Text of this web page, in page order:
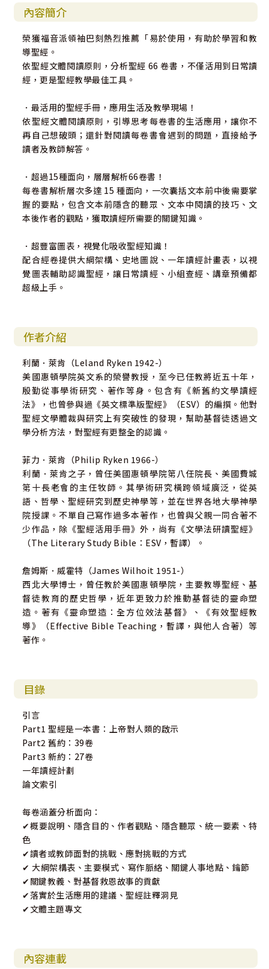
內容簡介
榮獲福音派領袖巴刻熱烈推薦「易於使用，有助於學習和教
導聖經。
依聖經文體閱讀原則，分析聖經 66 卷書，不僅活用到日常讀
經，更是聖經教學最佳工具。
．最活用的聖經手冊，應用生活及教學現場！
依聖經文體閱讀原則，引導思考每卷書的生活應用，讓你不
再自己想破頭；還針對閱讀每卷書會遇到的問題，直接給予
讀者及教師解答。
．超過15種面向，層層解析66卷書！
每卷書解析層次多達 15 種面向，一次囊括文本前中後需要掌
握的要點，包含文本前隱含的聽眾、文本中閱讀的技巧、文
本後作者的觀點，獲取讀經所需要的關鍵知識。
．超豐富圖表，視覺化吸收聖經知識！
配合經卷提供大綱架構、史地圖說、一年讀經計畫表，以視
覺圖表輔助認識聖經，讓日常讀經、小組查經、講章預備都
超級上手。
作者介紹
利蘭．萊肯（Leland Ryken 1942-）
美國惠頓學院英文系的榮譽教授，至今已任教將近五十年，
殷勤從事學術研究、著作等身。包含有《新舊約文學讀經
法》，也曾參與過《英文標準版聖經》（ESV）的編撰。他對
聖經文學體裁與研究上有突破性的發現，幫助基督徒透過文
學分析方法，對聖經有更整全的認識。
菲力．萊肯（Philip Ryken 1966-）
利蘭．萊肯之子，曾任美國惠頓學院第八任院長、美國費城
第十長老會的主任牧師。其學術研究橫跨領域廣泛，從英
語、哲學、聖經研究到歷史神學等，並在世界各地大學神學
院授課。不單自己寫作過多本著作，也曾與父親一同合著不
少作品，除《聖經活用手冊》外，尚有《文學法研讀聖經》
（The Literary Study Bible：ESV，暫譯）。
詹姆斯．威霍特（James Wilhoit 1951-）
西北大學博士，曾任教於美國惠頓學院，主要教導聖經、基
督徒教育的歷史哲學，近年更致力於推動基督徒的靈命塑
造。著有《靈命塑造：全方位效法基督》、《有效聖經教
導》（Effective Bible Teaching，暫譯，與他人合著）等
著作。
目錄
引言
Part1 聖經是一本書：上帝對人類的啟示
Part2 舊約：39卷
Part3 新約：27卷
一年讀經計劃
論文索引
每卷涵蓋分析面向：
✔概要說明、隱含目的、作者觀點、隱含聽眾、統一要素、特
色
✔讀者或教師面對的挑戰、應對挑戰的方式
✔ 大綱架構表、主要模式、寫作脈絡、關鍵人事地點、鑰節
✔關鍵教義、對基督救恩故事的貢獻
✔落實於生活應用的建議、聖經註釋洞見
✔文體主題專文
內容連載